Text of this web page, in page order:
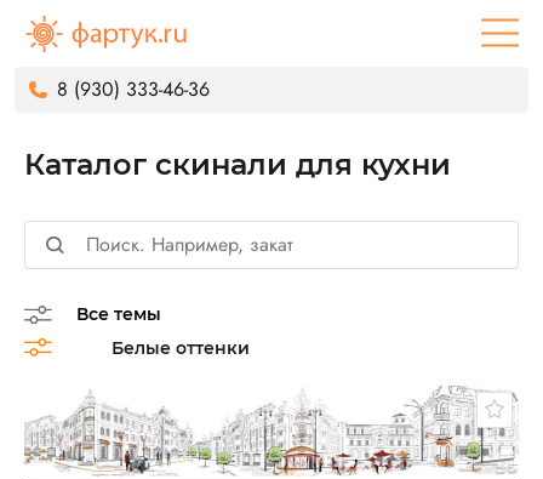
8 (930) 333-46-36
Каталог скинали для кухни
Все темы